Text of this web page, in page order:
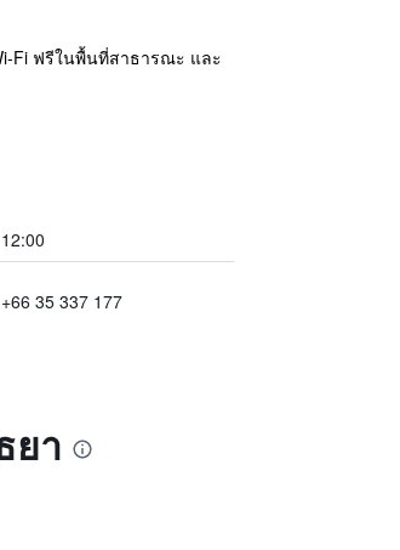
Fi ฟรีในพื้นที่สาธารณะ และ
12:00
+66 35 337 177
ยา